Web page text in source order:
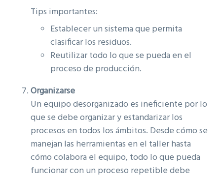
Tips importantes:
Establecer un sistema que permita
clasificar los residuos.
Reutilizar todo lo que se pueda en el
proceso de producción.
Organizarse
Un equipo desorganizado es ineficiente por lo
que se debe organizar y estandarizar los
procesos en todos los ámbitos. Desde cómo se
manejan las herramientas en el taller hasta
cómo colabora el equipo, todo lo que pueda
funcionar con un proceso repetible debe